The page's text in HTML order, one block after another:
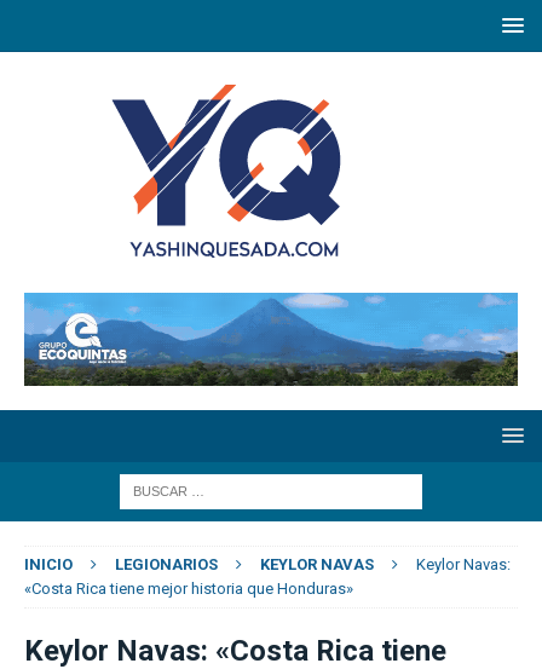
INICIO LEGIONARIOS KEYLOR NAVAS
Keylor Navas:
«Costa Rica tiene mejor historia que Honduras»
Keylor Navas: «Costa Rica tiene